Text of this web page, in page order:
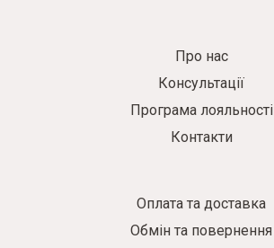
Про нас
Консультації
Програма лояльності
Контакти
Оплата та доставка
Обмін та повернення